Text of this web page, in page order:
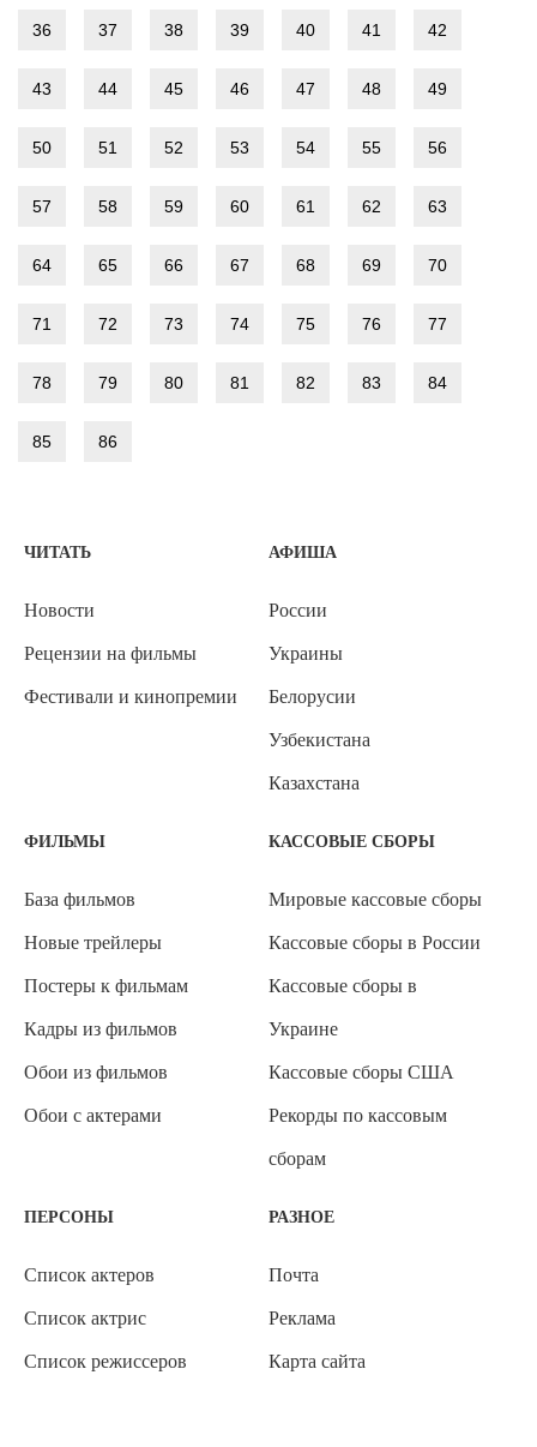
36 37 38 39 40 41 42
43 44 45 46 47 48 49
50 51 52 53 54 55 56
57 58 59 60 61 62 63
64 65 66 67 68 69 70
71 72 73 74 75 76 77
78 79 80 81 82 83 84
85 86
ЧИТАТЬ
Новости
Рецензии на фильмы
Фестивали и кинопремии
АФИША
России
Украины
Белорусии
Узбекистана
Казахстана
ФИЛЬМЫ
База фильмов
Новые трейлеры
Постеры к фильмам
Кадры из фильмов
Обои из фильмов
Обои с актерами
КАССОВЫЕ СБОРЫ
Мировые кассовые сборы
Кассовые сборы в России
Кассовые сборы в
Украине
Кассовые сборы США
Рекорды по кассовым
сборам
ПЕРСОНЫ
Список актеров
Список актрис
Список режиссеров
РАЗНОЕ
Почта
Реклама
Карта сайта